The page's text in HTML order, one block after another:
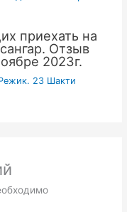
приехать на
Отзыв
2023г.
23 Шакти